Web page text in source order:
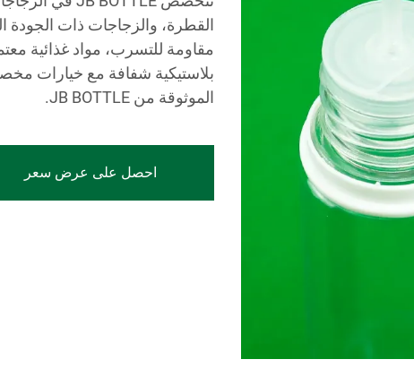
القطرة، والزجاجات ذات الجودة
مقاومة للتسرب، مواد غذائية
بلاستيكية شفافة مع خيارات
الموثوقة من JB BOTTLE.
احصل على عرض سعر